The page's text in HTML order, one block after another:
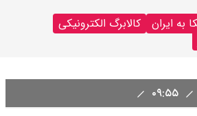
به ایران
کالابرگ الکترونیکی